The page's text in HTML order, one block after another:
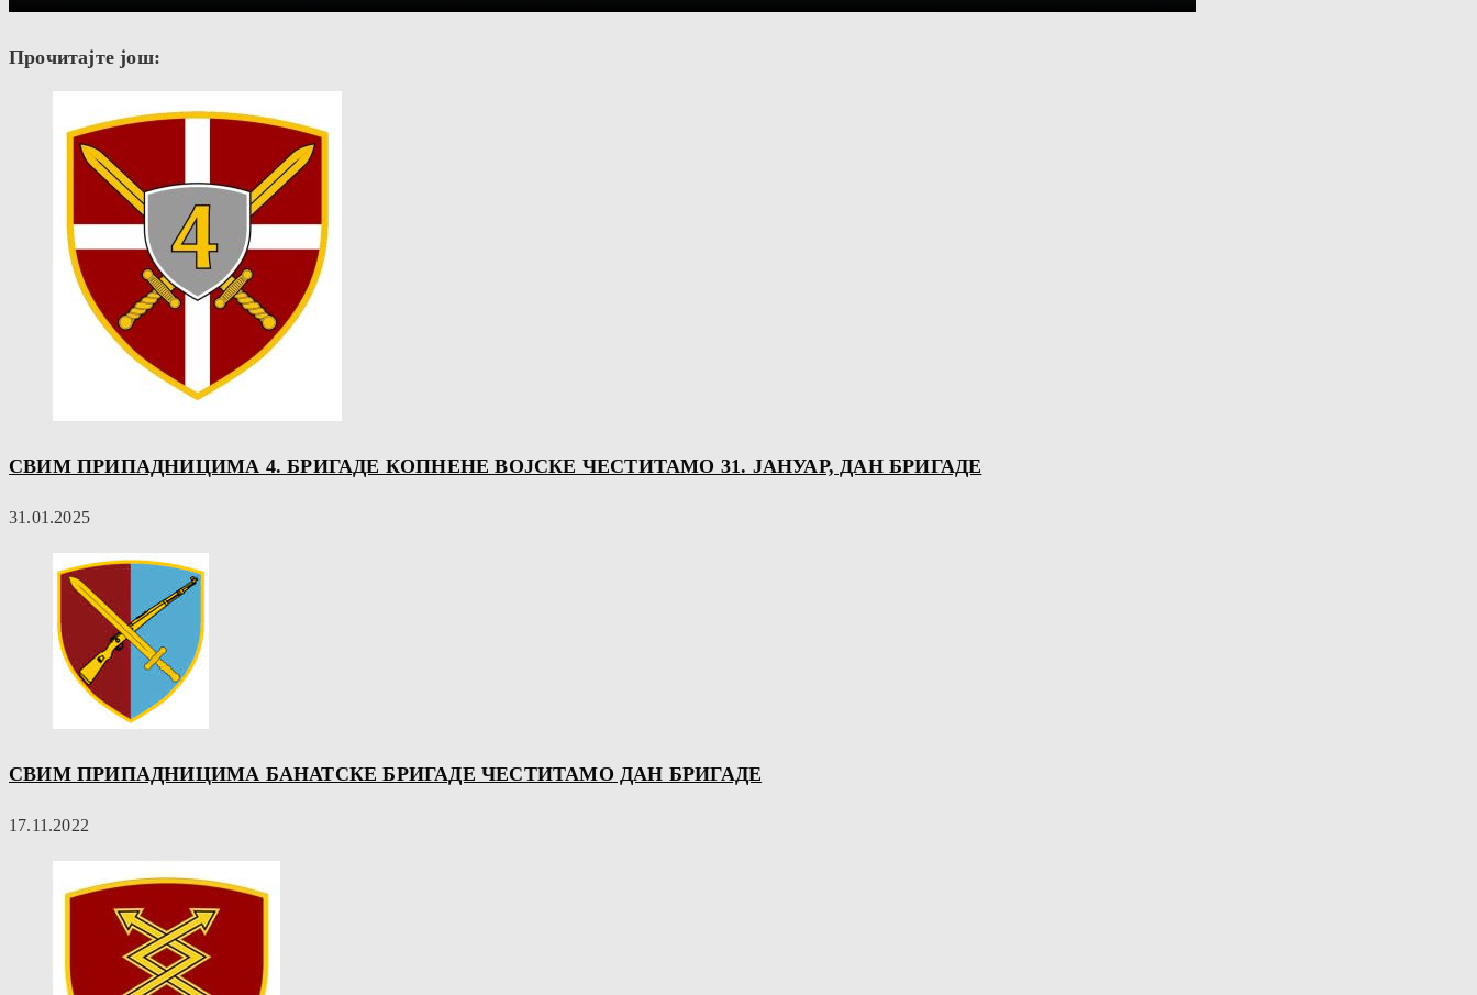
Прочитајте још:
СВИМ ПРИПАДНИЦИМА 4. БРИГАДЕ КОПНЕНЕ ВОЈСКЕ ЧЕСТИТАМО 31. ЈАНУАР, ДАН БРИГАДЕ
31.01.2025
СВИМ ПРИПАДНИЦИМА БАНАТСКЕ БРИГАДЕ ЧЕСТИТАМО ДАН БРИГАДЕ
17.11.2022